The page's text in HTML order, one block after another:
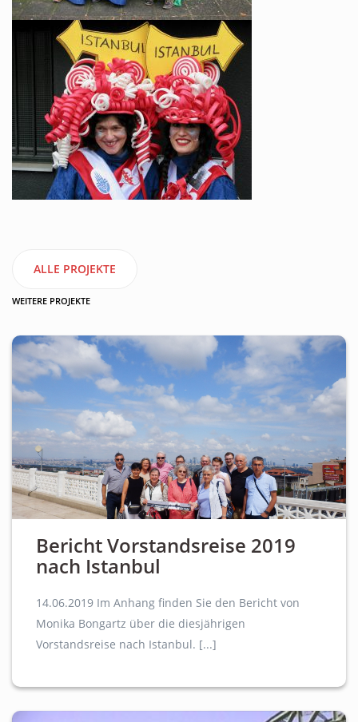
ALLE PROJEKTE
WEITERE PROJEKTE
Bericht Vorstandsreise 2019
nach Istanbul
14.06.2019 Im Anhang finden Sie den Bericht von
Monika Bongartz über die diesjährigen
Vorstandsreise nach Istanbul. [...]